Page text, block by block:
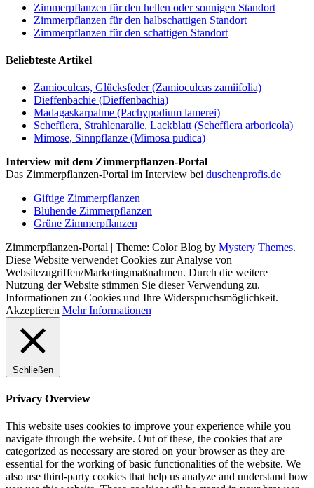
Zimmerpflanzen für den hellen oder sonnigen Standort
Zimmerpflanzen für den halbschattigen Standort
Zimmerpflanzen für den schattigen Standort
Beliebteste Artikel
Zamioculcas, Glücksfeder (Zamioculcas zamiifolia)
Dieffenbachie (Dieffenbachia)
Madagaskarpalme (Pachypodium lamerei)
Schefflera, Strahlenaralie, Lackblatt (Schefflera arboricola)
Mimose, Sinnpflanze (Mimosa pudica)
Interview mit dem Zimmerpflanzen-Portal
Das Zimmerpflanzen-Portal im Interview bei duschenprofis.de
Giftige Zimmerpflanzen
Blühende Zimmerpflanzen
Grüne Zimmerpflanzen
Zimmerpflanzen-Portal | Theme: Color Blog by Mystery Themes.
Diese Website verwendet Cookies zur Analyse von
Websitezugriffen/Marketingmaßnahmen. Durch die weitere
Nutzung der Website stimmen Sie dieser Verwendung zu.
Informationen zu Cookies und Ihre Widerspruchsmöglichkeit.
Akzeptieren Mehr Informationen
Schließen
Privacy Overview
This website uses cookies to improve your experience while you
navigate through the website. Out of these, the cookies that are
categorized as necessary are stored on your browser as they are
essential for the working of basic functionalities of the website. We
also use third-party cookies that help us analyze and understand how